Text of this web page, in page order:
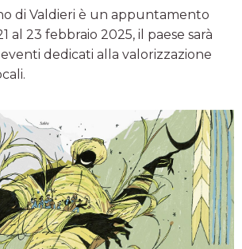
di Valdieri è un appuntamento
al 23 febbraio 2025, il paese sarà
dedicati alla valorizzazione